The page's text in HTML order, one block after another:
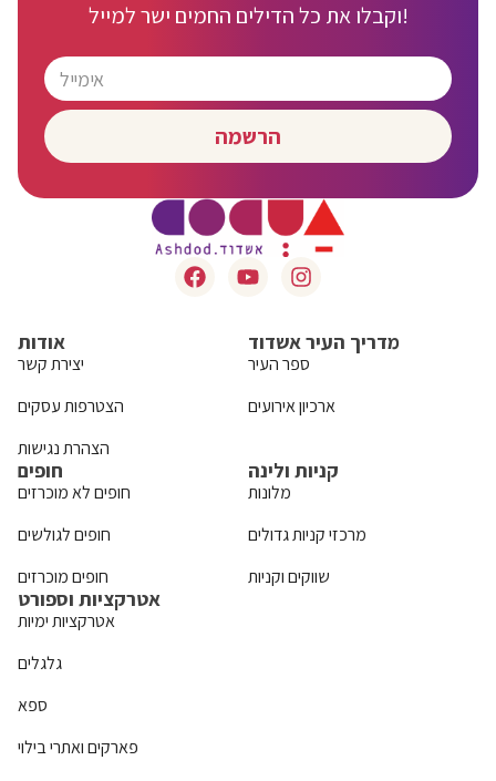
וקבלו את כל הדילים החמים ישר למייל!
הרשמה
אודות
יצירת קשר
הצטרפות עסקים
הצהרת נגישות
מדריך העיר אשדוד
ספר העיר
ארכיון אירועים
חופים
חופים לא מוכרזים
חופים לגולשים
חופים מוכרזים
קניות ולינה
מלונות
מרכזי קניות גדולים
שווקים וקניות
אטרקציות וספורט
אטרקציות ימיות
גלגלים
ספא
פארקים ואתרי בילוי